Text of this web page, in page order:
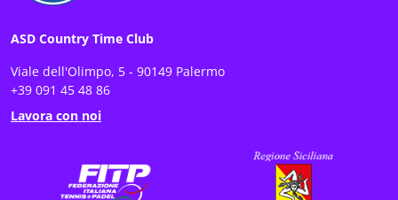
ASD Country Time Club
Viale dell'Olimpo, 5 - 90149 Palermo
+39 091 45 48 86
Lavora con noi